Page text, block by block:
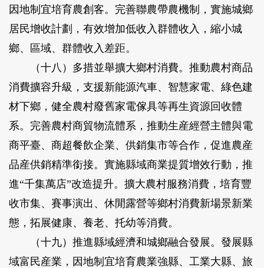
因地制宜培育農創客。完善聯農帶農機制，實施城鄉
居民增收計劃，有效增加低收入群體收入，縮小城
鄉、區域、群體收入差距。
（十八）多措並舉擴大鄉村消費。 推動農村商品
消費擴容升級，支援新能源汽車、智慧家電、綠色建
材下鄉，健全農村廢舊家電傢具等再生資源回收體
系。完善農村商貿物流體系，推動生産經營主體與電
商平臺、商超餐飲企業、供銷集市等合作，促進農産
品産供銷精準銜接。實施縣域商業提質增效行動，推
進“千集萬店”改造提升。擴大農村服務消費，培育豐
收市集、賽事演出、休閒露營等鄉村消費新場景新業
態，拓展健康、養老、托幼等消費。
（十九）推進縣域經濟和城鄉融合發展。 發展縣
域富民産業，因地制宜培育農業強縣、工業大縣、旅